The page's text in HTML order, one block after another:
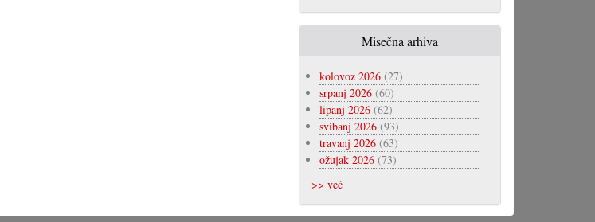
Misečna arhiva
kolovoz 2026(27)
srpanj 2026(60)
lipanj 2026(62)
svibanj 2026(93)
travanj 2026(63)
ožujak 2026(73)
>> već